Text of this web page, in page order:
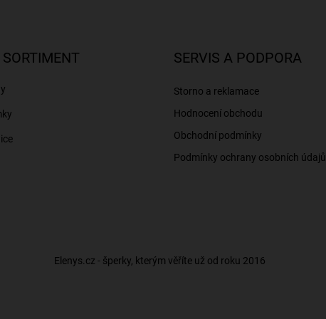
SERVIS A PODPORA
Storno a reklamace
Hodnocení obchodu
Obchodní podmínky
Podmínky ochrany osobních údajů
Elenys.cz - šperky, kterým věříte už od roku 2016